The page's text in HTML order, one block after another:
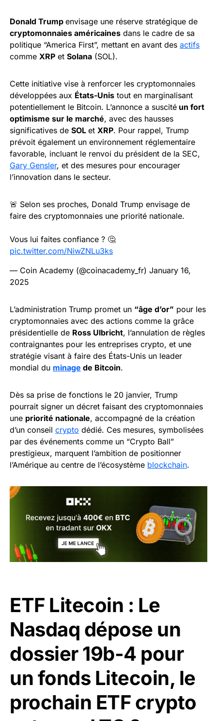
Donald Trump envisage une réserve stratégique de
cryptomonnaies américaines dans le cadre de sa
politique “America First”, mettant en avant des actifs
comme XRP et Solana (SOL).
Cette initiative vise à renforcer les cryptomonnaies
développées aux États-Unis tout en marginalisant
potentiellement le Bitcoin. L’annonce a suscité un fort
optimisme sur le marché, avec des hausses
significatives de SOL et XRP. Pour rappel, Trump
prévoit également un environnement réglementaire
favorable, incluant le renvoi du président de la SEC,
Gary Gensler, et des mesures pour encourager
l’innovation dans le secteur.
🚨 Selon ses proches, Donald Trump envisage de
faire des cryptomonnaies une priorité nationale.
Vous lui faites confiance ? 🤔
pic.twitter.com/NiwZNLu3ks
— Coin Academy (@coinacademy_fr) January 16,
2025
L’administration Trump promet un “âge d’or” pour les
cryptomonnaies avec des actions comme la grâce
présidentielle de Ross Ulbricht, l’annulation de règles
contraignantes pour les entreprises crypto, et une
stratégie visant à faire des États-Unis un leader
mondial du minage de Bitcoin.
Dès sa prise de fonctions le 20 janvier, Trump
pourrait signer un décret faisant des cryptomonnaies
une priorité nationale, accompagné de la création
d’un conseil crypto dédié. Ces mesures, symbolisées
par des événements comme un “Crypto Ball”
prestigieux, marquent l’ambition de positionner
l’Amérique au centre de l’écosystème blockchain.
ETF Litecoin : Le
Nasdaq dépose un
dossier 19b-4 pour
un fonds Litecoin, le
prochain ETF crypto